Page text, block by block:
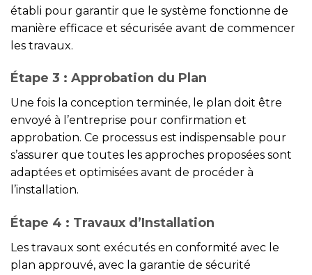
établi pour garantir que le système fonctionne de
manière efficace et sécurisée avant de commencer
les travaux.
Étape 3 : Approbation du Plan
Une fois la conception terminée, le plan doit être
envoyé à l’entreprise pour confirmation et
approbation. Ce processus est indispensable pour
s’assurer que toutes les approches proposées sont
adaptées et optimisées avant de procéder à
l’installation.
Étape 4 : Travaux d’Installation
Les travaux sont exécutés en conformité avec le
plan approuvé, avec la garantie de sécurité